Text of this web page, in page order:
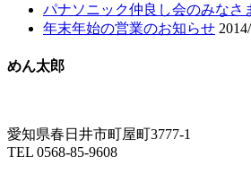
パナソニック仲良し会のみなさ
年末年始の営業のお知らせ
めん太郎
愛知県春日井市町屋町3777-1
TEL 0568-85-9608